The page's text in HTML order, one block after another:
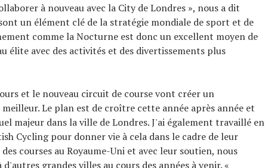
à nouveau avec la City de Londres », nous a dit
un élément clé de la stratégie mondiale de sport et de
comme la Nocturne est donc un excellent moyen de
élite avec des activités et des divertissements plus
et le nouveau circuit de course vont créer un
Le plan est de croître cette année après année et
majeur dans la ville de Londres. J'ai également travaillé en
Cycling pour donner vie à cela dans le cadre de leur
courses au Royaume-Uni et avec leur soutien, nous
grandes villes au cours des années à venir. «